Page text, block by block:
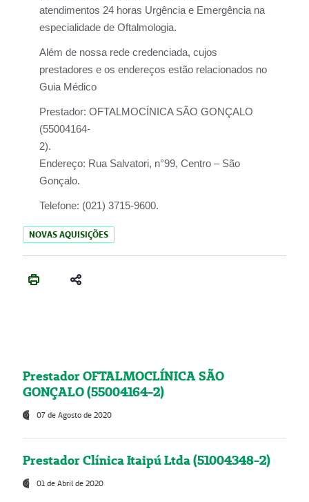
atendimentos 24 horas Urgência e Emergência na
especialidade de Oftalmologia.
Além de nossa rede credenciada, cujos
prestadores e os endereços estão relacionados no
Guia Médico
Prestador: OFTALMOCÍNICA SÃO GONÇALO
(55004164-
2).
Endereço: Rua Salvatori, n°99, Centro – São
Gonçalo.
Telefone: (021) 3715-9600.
NOVAS AQUISIÇÕES
Prestador OFTALMOCLÍNICA SÃO
GONÇALO (55004164-2)
07 de Agosto de 2020
Prestador Clínica Itaipú Ltda (51004348-2)
01 de Abril de 2020